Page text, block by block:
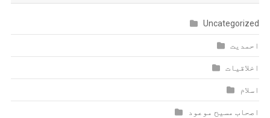
Uncategorized
احمدیت
اخلاقیات
اسلام
اصحاب مسیح موعود